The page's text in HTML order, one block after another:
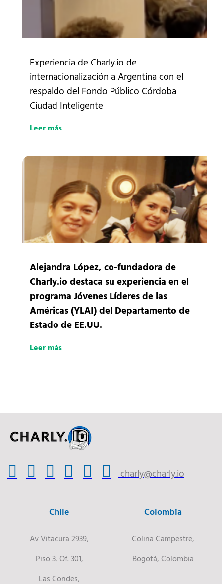
Experiencia de Charly.io de
internacionalización a Argentina con el
respaldo del Fondo Público Córdoba
Ciudad Inteligente
Leer más
Alejandra López, co-fundadora de
Charly.io destaca su experiencia en el
programa Jóvenes Líderes de las
Américas (YLAI) del Departamento de
Estado de EE.UU.
Leer más
charly@charly.io
Chile
Av Vitacura 2939,
Piso 3, Of. 301,
Las Condes,
Colombia
Colina Campestre,
Bogotá, Colombia